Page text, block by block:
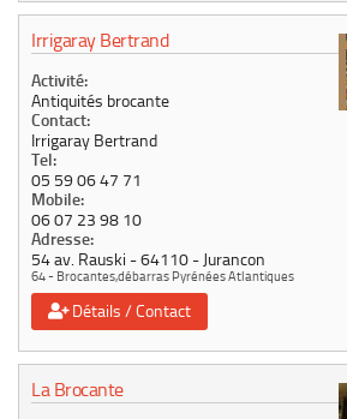
Irrigaray Bertrand
Activité:
Antiquités brocante
Contact:
Irrigaray Bertrand
Tel:
05 59 06 47 71
Mobile:
06 07 23 98 10
Adresse:
54 av. Rauski 64110 Jurancon
64 - Brocantes,débarras Pyrénées Atlantiques
Détails / Contact
La Brocante